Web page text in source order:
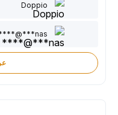
Doppio
nas***@****
عرض